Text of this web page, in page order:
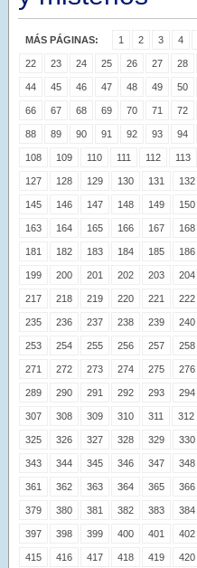
MÁS PÁGINAS: 1 2 3 4
22 23 24 25 26 27 28
44 45 46 47 48 49 50
66 67 68 69 70 71 72
88 89 90 91 92 93 94
108 109 110 111 112 113
127 128 129 130 131 132
145 146 147 148 149 150
163 164 165 166 167 168
181 182 183 184 185 186
199 200 201 202 203 204
217 218 219 220 221 222
235 236 237 238 239 240
253 254 255 256 257 258
271 272 273 274 275 276
289 290 291 292 293 294
307 308 309 310 311 312
325 326 327 328 329 330
343 344 345 346 347 348
361 362 363 364 365 366
379 380 381 382 383 384
397 398 399 400 401 402
415 416 417 418 419 420